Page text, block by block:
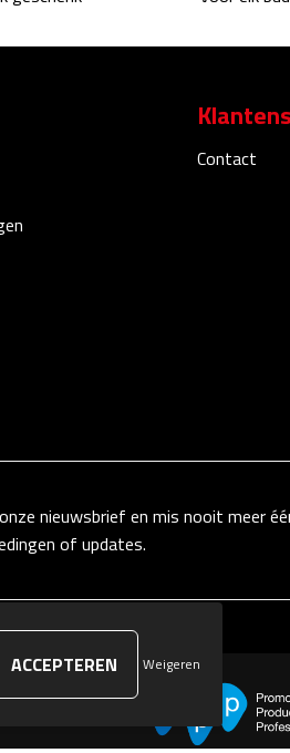
Contact
nieuwsbrief en mis nooit meer
of updates.
Weigeren